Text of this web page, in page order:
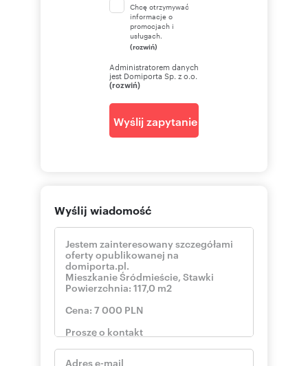
Chcę otrzymywać
informacje o
promocjach i
usługach.
(rozwiń)
Administratorem danych
jest Domiporta Sp. z o.o.
(rozwiń)
Wyślij zapytanie
Wyślij wiadomość